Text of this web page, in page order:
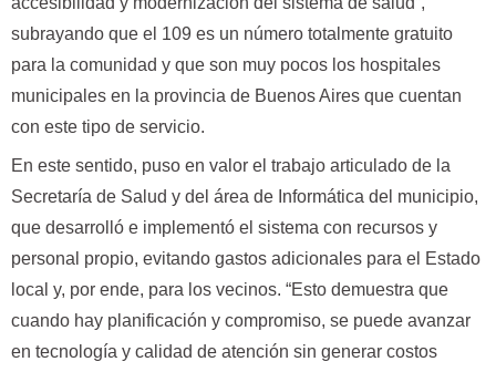
subrayando que el 109 es un número totalmente gratuito
para la comunidad y que son muy pocos los hospitales
municipales en la provincia de Buenos Aires que cuentan
con este tipo de servicio.
En este sentido, puso en valor el trabajo articulado de la
Secretaría de Salud y del área de Informática del municipio,
que desarrolló e implementó el sistema con recursos y
personal propio, evitando gastos adicionales para el Estado
local y, por ende, para los vecinos. “Esto demuestra que
cuando hay planificación y compromiso, se puede avanzar
en tecnología y calidad de atención sin generar costos